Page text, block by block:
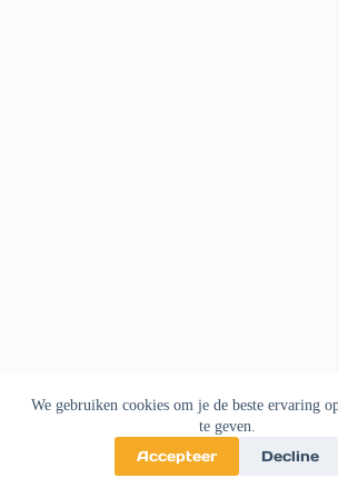
We gebruiken cookies om je de beste ervaring
te geven.
Accepteer Decline